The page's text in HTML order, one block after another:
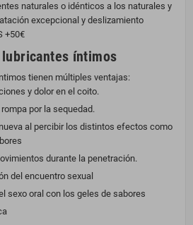
naturales o idénticos a los naturales y
excepcional y deslizamiento
+50€
íntimos
tienen múltiples ventajas:
y dolor en el coito.
por la sequedad.
al percibir los distintos efectos como
durante la penetración.
del encuentro sexual
sexo oral con los geles de sabores